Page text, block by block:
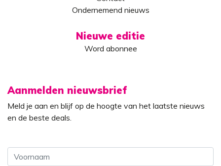
Ondernemend nieuws
Nieuwe editie
Word abonnee
Aanmelden nieuwsbrief
Meld je aan en blijf op de hoogte van het laatste nieuws
en de beste deals.